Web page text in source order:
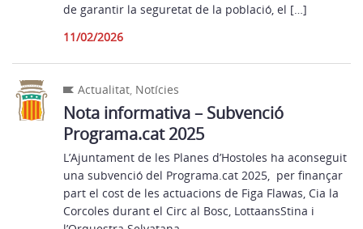
de garantir la seguretat de la població, el […]
11/02/2026
Actualitat, Notícies
Nota informativa – Subvenció
Programa.cat 2025
L’Ajuntament de les Planes d’Hostoles ha aconseguit
una subvenció del Programa.cat 2025, per finançar
part el cost de les actuacions de Figa Flawas, Cia la
Corcoles durant el Circ al Bosc, LottaansStina i